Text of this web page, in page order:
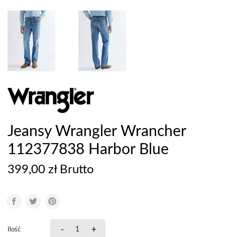
Jeansy Wrangler Wrancher
112377838 Harbor Blue
399,00 zł Brutto
Ilość - +